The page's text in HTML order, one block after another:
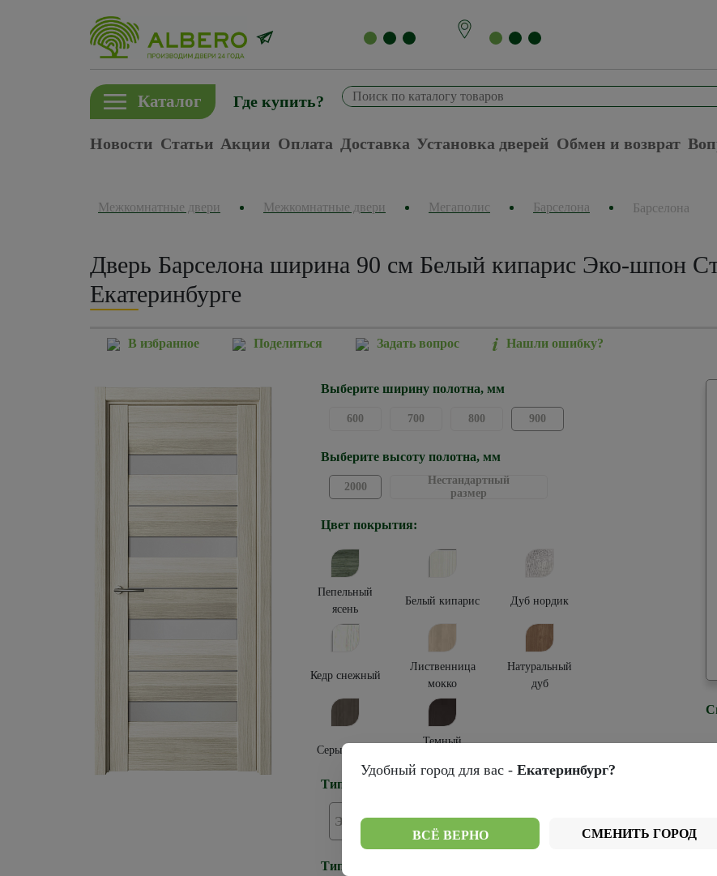
Каталог Где купить?
Новости Статьи Акции Оплата Доставка Установка дверей Обмен и возврат
Межкомнатные двери Межкомнатные двери Мегаполис Барселона Барселона
Дверь Барселона ширина 90 см Белый кипарис Эко-шпон
Екатеринбурге
В избранное Поделиться Задать вопрос Нашли ошибку?
Выберите ширину полотна, мм
600 700 800 900
Выберите высоту полотна, мм
2000
Нестандартный
размер
Цвет покрытия:
Пепельный
ясень
Белый кипарис Дуб нордик
Кедр снежный
Лиственница
мокко
Натуральный
дуб
Серый кедр
Темный
Тип покрытия:
Эко-шпон
Тип остекления:
Удобный город для вас - Екатеринбург?
ВСЁ ВЕРНО СМЕНИТЬ ГОРОД